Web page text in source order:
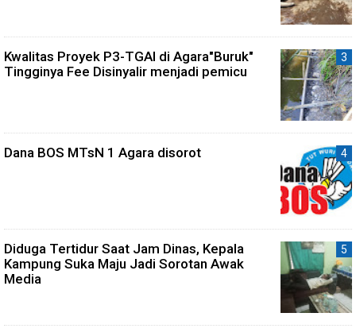
Kwalitas Proyek P3-TGAI di Agara"Buruk"
Tingginya Fee Disinyalir menjadi pemicu
Dana BOS MTsN 1 Agara disorot
Diduga Tertidur Saat Jam Dinas, Kepala
Kampung Suka Maju Jadi Sorotan Awak
Media